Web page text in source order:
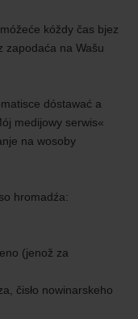
kóždy čas bjez
zapodaća na Wašu
dóstawać a
medijowy serwis«
na wosoby
hromadźa:
(jenož za
čisło nowinarskeho